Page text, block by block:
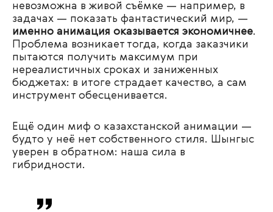
невозможна в живой съёмке — например, в
задачах — показать фантастический мир, —
именно анимация оказывается экономичнее.
Проблема возникает тогда, когда заказчики
пытаются получить максимум при
нереалистичных сроках и заниженных
бюджетах: в итоге страдает качество, а сам
инструмент обесценивается.
Ещё один миф о казахстанской анимации —
будто у неё нет собственного стиля. Шынгыс
уверен в обратном: наша сила в
гибридности.